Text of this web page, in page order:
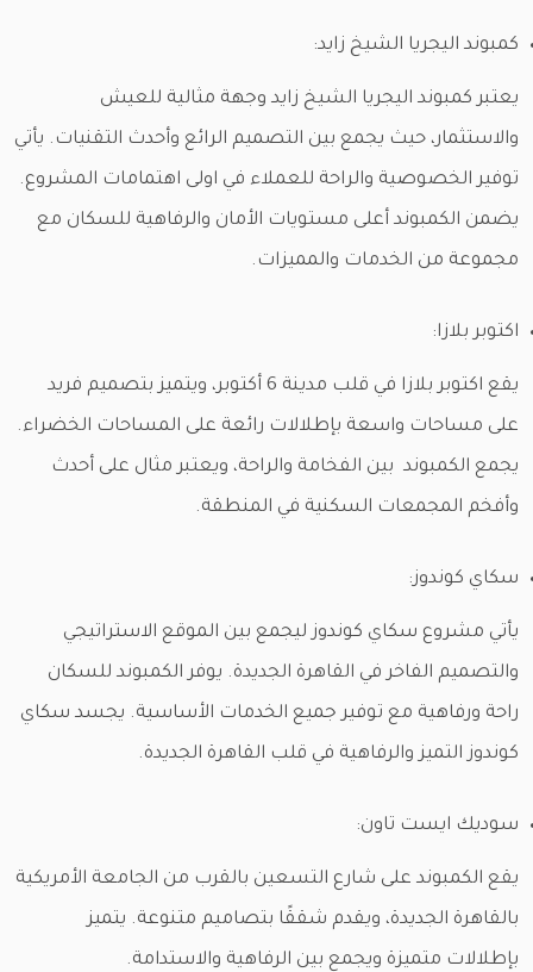
كمبوند اليجريا الشيخ زايد:
يعتبر كمبوند اليجريا الشيخ زايد وجهة مثالية للعيش
والاستثمار، حيث يجمع بين التصميم الرائع وأحدث التقنيات. يأتي
توفير الخصوصية والراحة للعملاء في اولى اهتمامات المشروع.
يضمن الكمبوند أعلى مستويات الأمان والرفاهية للسكان مع
مجموعة من الخدمات والمميزات.
اكتوبر بلازا:
يقع اكتوبر بلازا في قلب مدينة 6 أكتوبر، ويتميز بتصميم فريد
على مساحات واسعة بإطلالات رائعة على المساحات الخضراء.
يجمع الكمبوند بين الفخامة والراحة، ويعتبر مثال على أحدث
وأفخم المجمعات السكنية في المنطقة.
سكاي كوندوز:
يأتي مشروع سكاي كوندوز ليجمع بين الموقع الاستراتيجي
والتصميم الفاخر في القاهرة الجديدة. يوفر الكمبوند للسكان
راحة ورفاهية مع توفير جميع الخدمات الأساسية. يجسد سكاي
كوندوز التميز والرفاهية في قلب القاهرة الجديدة.
سوديك ايست تاون:
يقع الكمبوند على شارع التسعين بالقرب من الجامعة الأمريكية
بالقاهرة الجديدة، ويقدم شققًا بتصاميم متنوعة. يتميز
بإطلالات متميزة ويجمع بين الرفاهية والاستدامة.